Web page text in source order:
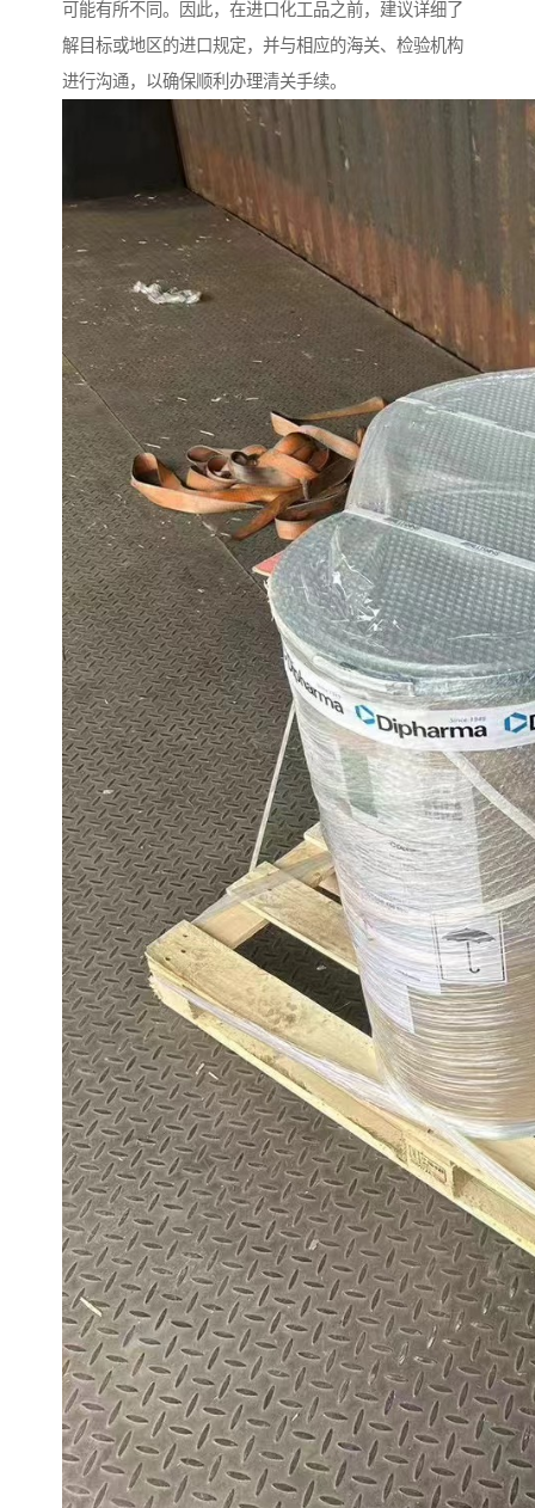
可能有所不同。因此，在进口化工品之前，建议详细了
解目标或地区的进口规定，并与相应的海关、检验机构
进行沟通，以确保顺利办理清关手续。